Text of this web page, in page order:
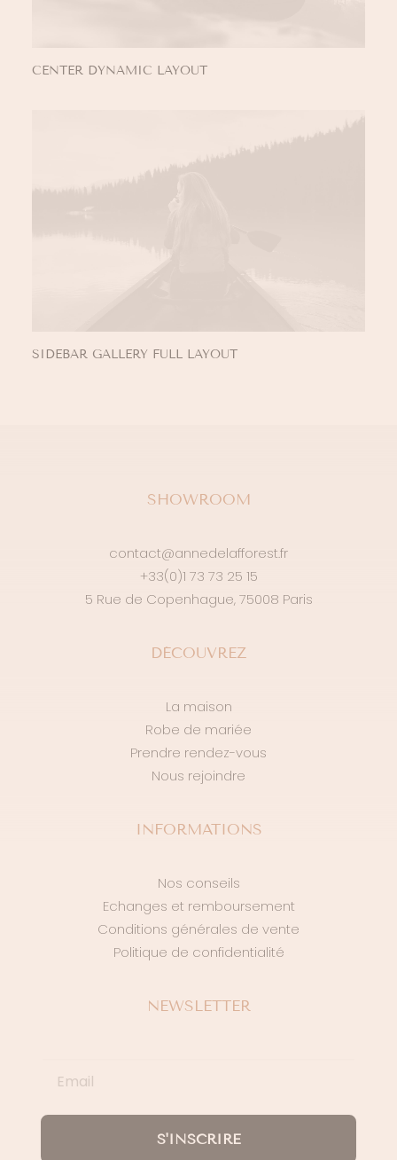
CENTER DYNAMIC LAYOUT
SIDEBAR GALLERY FULL LAYOUT
SHOWROOM
contact@annedelafforest.fr
+33(0)1 73 73 25 15
5 Rue de Copenhague, 75008 Paris
DÉCOUVREZ
La maison
Robe de mariée
Prendre rendez-vous
Nous rejoindre
INFORMATIONS
Nos conseils
Echanges et remboursement
Conditions générales de vente
Politique de confidentialité
NEWSLETTER
S'INSCRIRE